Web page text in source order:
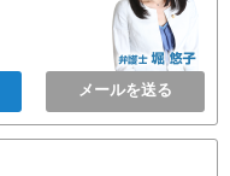
メールを送る